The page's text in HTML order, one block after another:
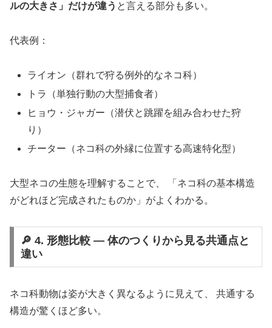
ルの大きさ」だけが違う と言える部分も多い。
代表例：
ライオン（群れで狩る例外的なネコ科）
トラ（単独行動の大型捕食者）
ヒョウ・ジャガー（潜伏と跳躍を組み合わせた狩
り）
チーター（ネコ科の外縁に位置する高速特化型）
大型ネコの生態を理解することで、 「ネコ科の基本構造
がどれほど完成されたものか」がよくわかる。
🔎 4. 形態比較 ― 体のつくりから見る共通点と
違い
ネコ科動物は姿が大きく異なるように見えて、 共通する
構造が驚くほど多い。